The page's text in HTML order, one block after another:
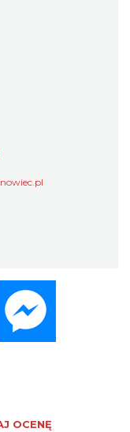
WhatsApp
OCENĘ